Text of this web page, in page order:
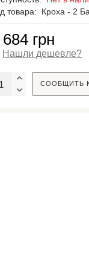
товара:
Кроха - 2
грн
Нашли дешевле?
СООБЩИТЬ